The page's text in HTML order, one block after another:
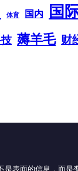
体育 国内 国
薅羊毛 财
表面的信息，而是